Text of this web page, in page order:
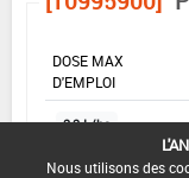
DOSE MAX
D'EMPLOI
2,2 L/ha
Nous utilisons des